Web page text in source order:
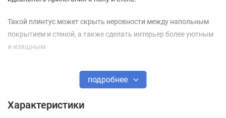
Такой плинтус может скрыть неровности между напольным
покрытием и стеной, а также сделать интерьер более уютным
и изящным.
Большой выбор оттенков позволит идеально подобрать
плинтус под любое напольное покрытие, а кабель-канал дает
необходимые провода.
подробнее
Характеристики